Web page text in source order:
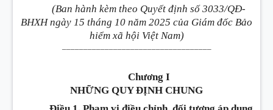
(Ban hành kèm theo Quyết định số 3033/QĐ-
BHXH ngày 15 tháng 10 năm 2025 của Giám đốc Bảo
hiểm xã hội Việt Nam)
Chương I
NHỮNG QUY ĐỊNH CHUNG